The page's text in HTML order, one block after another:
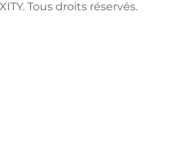
Tous droits réservés.